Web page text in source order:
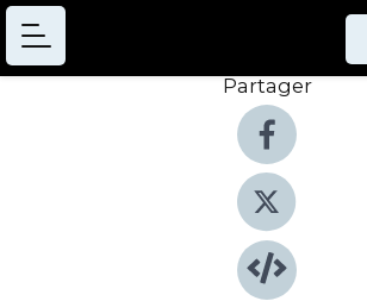
Partager